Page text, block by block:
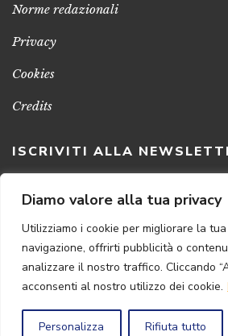
Diamo valore alla tua privacy
Utilizziamo i cookie per migliorare la
navigazione, offrirti pubblicità o
analizzare il nostro traffico. Cliccando
acconsenti al nostro utilizzo dei cookie.
Personalizza Rifiuta tutto
Norme redazionali
Privacy
Cookies
Credits
ISCRIVITI ALLA
Clicca sul pulsante per ricevere le
notizie e promozioni
ISCRIVITI ADESSO
© 2024 FlorenceArtEdizioni |